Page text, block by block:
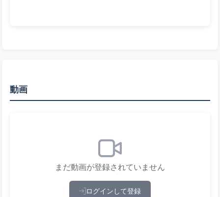
動画
まだ動画が登録されていません
ログインして登録